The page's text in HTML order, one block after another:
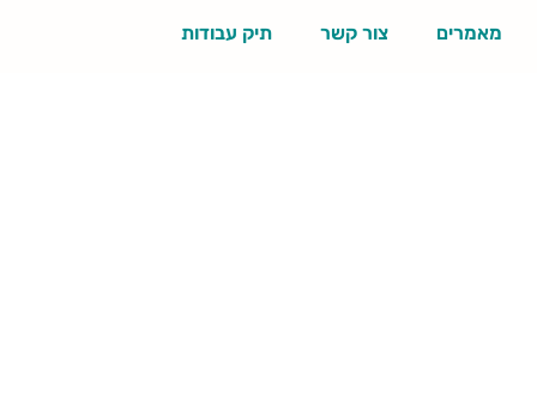
מאמרים צור קשר תיק עבודות